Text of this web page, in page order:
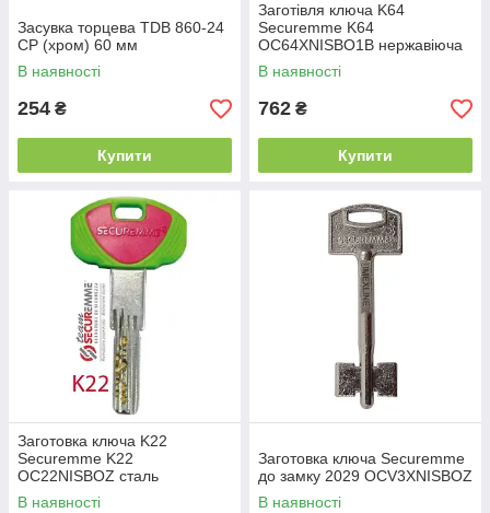
Засувка торцева TDB 860-24
CP (хром) 60 мм
В наявності
254 ₴
Купити
Заготівля ключа K64
Securemme K64
OС64XNISBO1B нержавіюча
сталь (55107)
В наявності
762 ₴
Купити
Заготовка ключа K22
Securemme K22
OС22NISBOZ сталь
нержавіюча (55106)
В наявності
Заготовка ключа Securemme
до замку 2029 OCV3XNISBOZ
В наявності